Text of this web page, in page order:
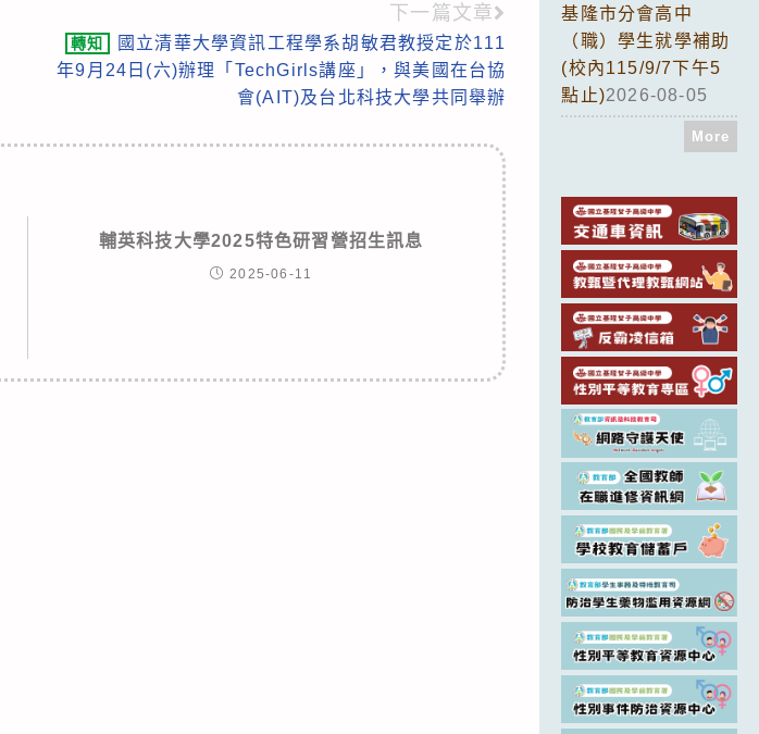
下一篇文章
轉知
國立清華大學資訊工程學系胡敏君教授定於111
年9月24日(六)辦理「TechGirls講座」，與美國在台協
會(AIT)及台北科技大學共同舉辦
輔英科技大學2025特色研習營招生訊息
2025-06-11
基隆市分會高中
（職）學生就學補助
(校內115/9/7下午5
點止)2026-08-05
More